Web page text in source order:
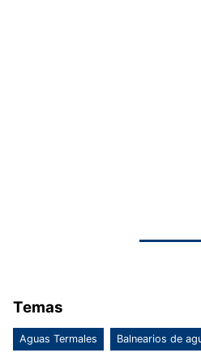
Temas
Aguas Termales Balnearios de